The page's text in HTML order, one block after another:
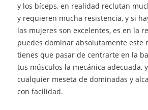
y los bíceps, en realidad reclutan
y requieren mucha resistencia, y si
las mujeres son excelentes, es en la
puedes dominar absolutamente este
tienes que pasar de centrarte en la
tus músculos la mecánica adecuada,
cualquier meseta de dominadas y
con facilidad.